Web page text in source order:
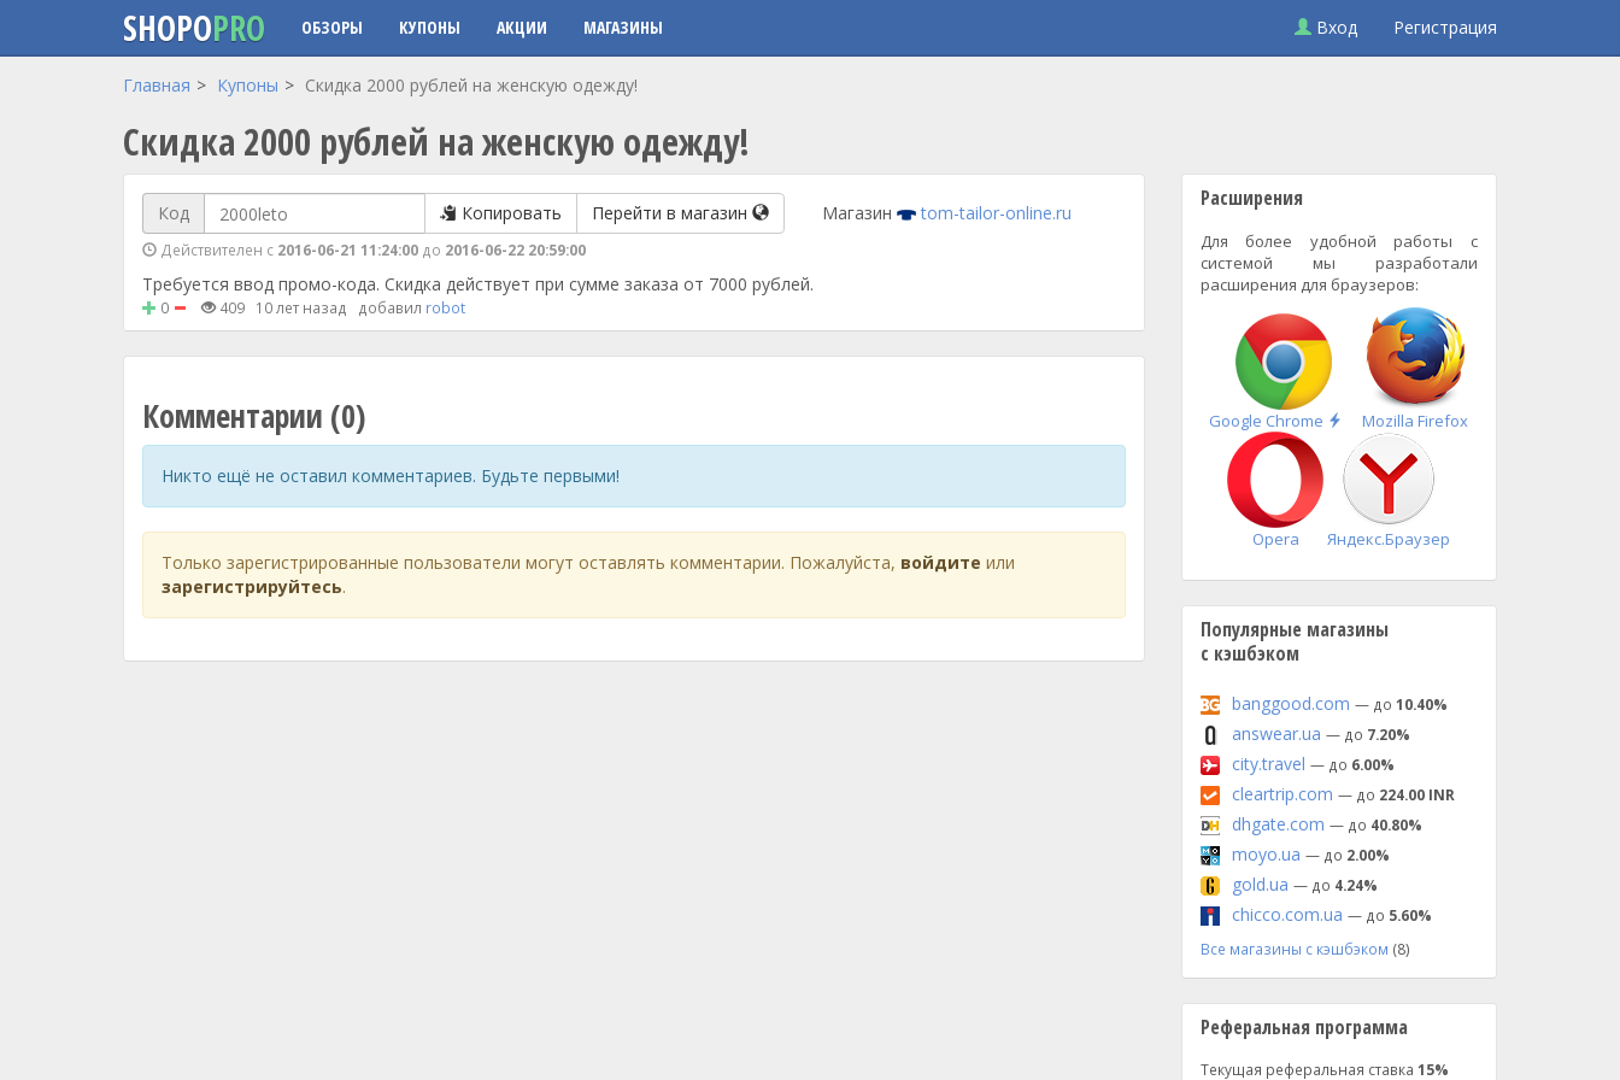
Перейти к основному содержанию
SHOPOPRO ОБЗОРЫ КУПОНЫ АКЦИИ МАГАЗИНЫ Вход Регистрация
Главная Купоны Скидка 2000 рублей на женскую одежду!
Скидка 2000 рублей на женскую одежду!
Код Копировать Перейти в магазин
Действителен с 2016-06-21 11:24:00 до 2016-06-22 20:59:00
Магазин tom-tailor-online.ru
Требуется ввод промо-кода. Скидка действует при сумме заказа от 7000 рублей.
0 409 10 лет назад добавил robot
Комментарии (0)
Никто ещё не оставил комментариев. Будьте первыми!
Только зарегистрированные пользователи могут оставлять комментарии. Пожалуйста, войдите или
зарегистрируйтесь.
Расширения
Для более удобной работы с
системой мы разработали
расширения для браузеров:
Google Chrome
Быстрая
установка
Mozilla Firefox
Opera Яндекс.Браузер
Популярные магазины
с кэшбэком
banggood.com — до 10.40%
answear.ua — до 7.20%
city.travel — до 6.00%
cleartrip.com — до 224.00 INR
dhgate.com — до 40.80%
moyo.ua — до 2.00%
gold.ua — до 4.24%
chicco.com.ua — до 5.60%
Все магазины с кэшбэком (8)
Реферальная программа
Текущая реферальная ставка 15%